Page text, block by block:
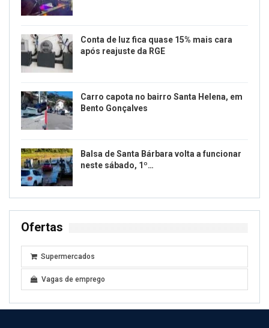
Conta de luz fica quase 15% mais cara
após reajuste da RGE
Carro capota no bairro Santa Helena, em
Bento Gonçalves
Balsa de Santa Bárbara volta a funcionar
neste sábado, 1º…
Ofertas
Supermercados
Vagas de emprego